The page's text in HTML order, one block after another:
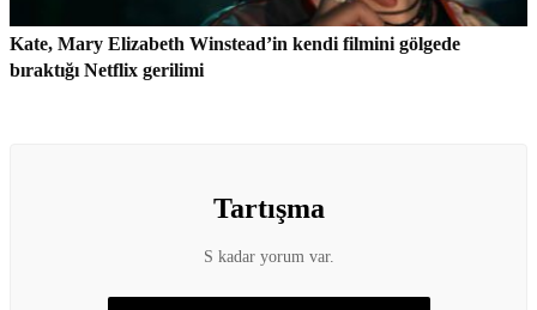
Kate, Mary Elizabeth Winstead’in kendi filmini gölgede
bıraktığı Netflix gerilimi
Tartışma
S kadar yorum var.